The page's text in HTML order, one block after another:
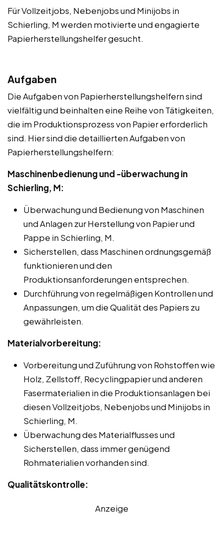
Für Vollzeitjobs, Nebenjobs und Minijobs in
Schierling, M werden motivierte und engagierte
Papierherstellungshelfer gesucht.
Aufgaben
Die Aufgaben von Papierherstellungshelfern sind
vielfältig und beinhalten eine Reihe von Tätigkeiten,
die im Produktionsprozess von Papier erforderlich
sind. Hier sind die detaillierten Aufgaben von
Papierherstellungshelfern:
Maschinenbedienung und -überwachung in
Schierling, M:
Überwachung und Bedienung von Maschinen
und Anlagen zur Herstellung von Papier und
Pappe in Schierling, M.
Sicherstellen, dass Maschinen ordnungsgemäß
funktionieren und den
Produktionsanforderungen entsprechen.
Durchführung von regelmäßigen Kontrollen und
Anpassungen, um die Qualität des Papiers zu
gewährleisten.
Materialvorbereitung:
Vorbereitung und Zuführung von Rohstoffen wie
Holz, Zellstoff, Recyclingpapier und anderen
Fasermaterialien in die Produktionsanlagen bei
diesen Vollzeitjobs, Nebenjobs und Minijobs in
Schierling, M.
Überwachung des Materialflusses und
Sicherstellen, dass immer genügend
Rohmaterialien vorhanden sind.
Qualitätskontrolle:
Anzeige